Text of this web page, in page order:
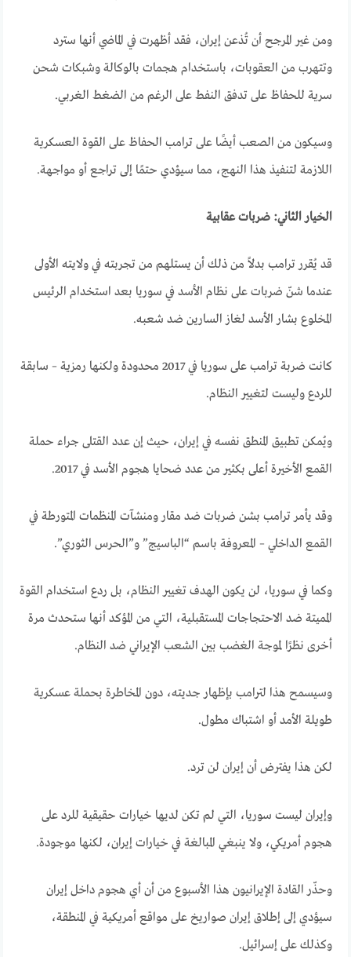
ومن غير المرجح أن تُذعن إيران، فقد أظهرت في الماضي أنها سترد
وتتهرب من العقوبات، باستخدام هجمات بالوكالة وشبكات شحن
سرية للحفاظ على تدفق النفط على الرغم من الضغط الغربي.
وسيكون من الصعب أيضًا على ترامب الحفاظ على القوة العسكرية
اللازمة لتنفيذ هذا النهج، مما سيؤدي حتمًا إلى تراجع أو مواجهة.
الخيار الثاني: ضربات عقابية
قد يُقرر ترامب بدلاً من ذلك أن يستلهم من تجربته في ولايته الأولى
عندما شنّ ضربات على نظام الأسد في سوريا بعد استخدام الرئيس
المخلوع بشار الأسد لغاز السارين ضد شعبه.
كانت ضربة ترامب على سوريا في 2017 محدودة ولكنها رمزية – سابقة
للردع وليست لتغيير النظام.
ويُمكن تطبيق المنطق نفسه في إيران، حيث إن عدد القتلى جراء حملة
القمع الأخيرة أعلى بكثير من عدد ضحايا هجوم الأسد في 2017.
وقد يأمر ترامب بشن ضربات ضد مقار ومنشآت المنظمات المتورطة في
القمع الداخلي – المعروفة باسم “الباسيج” و”الحرس الثوري”.
وكما في سوريا، لن يكون الهدف تغيير النظام، بل ردع استخدام القوة
المميتة ضد الاحتجاجات المستقبلية، التي من المؤكد أنها ستحدث مرة
أخرى نظرًا لموجة الغضب بين الشعب الإيراني ضد النظام.
وسيسمح هذا لترامب بإظهار جديته، دون المخاطرة بحملة عسكرية
طويلة الأمد أو اشتباك مطول.
لكن هذا يفترض أن إيران لن ترد.
وإيران ليست سوريا، التي لم تكن لديها خيارات حقيقية للرد على
هجوم أمريكي، ولا ينبغي المبالغة في خيارات إيران، لكنها موجودة.
وحذّر القادة الإيرانيون هذا الأسبوع من أن أي هجوم داخل إيران
سيؤدي إلى إطلاق إيران صواريخ على مواقع أمريكية في المنطقة،
وكذلك على إسرائيل.